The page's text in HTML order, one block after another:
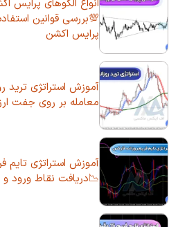
انواع الگوهای پرایس
💯بررسی قوانین
پرایس اکشن
آموزش استراتژی ترید
معامله بر روی جفت
آموزش استراتژی تایم
📉دریافت نقاط ورود